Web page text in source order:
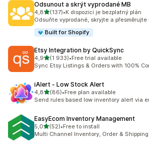
Odsunout a skrýt vyprodané MB
4,8z 5 hvězd
(137)
Celkový počet recenzí: 137
•K dispozici je bezplatný plán
Odsuňte vyprodané, skryjte a
Built for Shopify
Etsy Integration by QuickSync
4,9z 5 hvězd
(1 933)
Celkový počet recenzí: 1933
•Free trial available
Sync Etsy Listings & Orders with 100%
iAlert ‑ Low Stock Alert
4,8z 5 hvězd
(86)
Celkový počet recenzí: 86
•Free plan available
Send rules based low inventory alert via
EasyEcom Inventory Management
5,0z 5 hvězd
(52)
Celkový počet recenzí: 52
•Free to install
Multi Channel Inventory, Order &